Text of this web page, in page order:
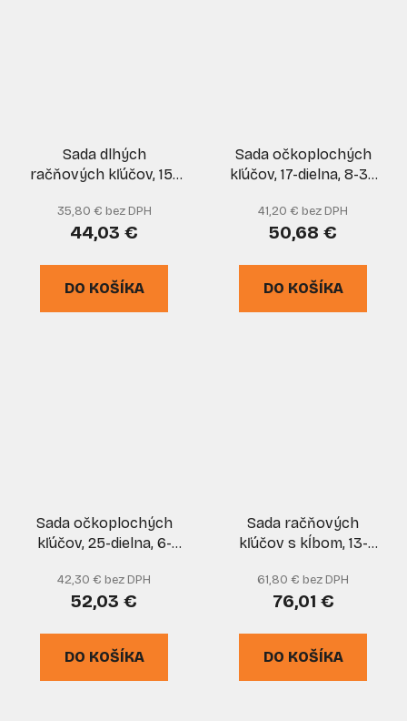
Sada dlhých
račňových kľúčov, 15-
kufríku, MAR-POL
35,80 € bez DPH
44,03 €
DO KOŠÍKA
Sada očkoplochých
kľúčov, 17-dielna, 8-32
satinované, TVARDY
41,20 € bez DPH
50,68 €
DO KOŠÍKA
Sada očkoplochých
kľúčov, 25-dielna, 6-
plátenom obale, GEKO
42,30 € bez DPH
52,03 €
DO KOŠÍKA
Sada račňových
kľúčov s kĺbom, 13-
kufríku, MAR-POL
61,80 € bez DPH
76,01 €
DO KOŠÍKA